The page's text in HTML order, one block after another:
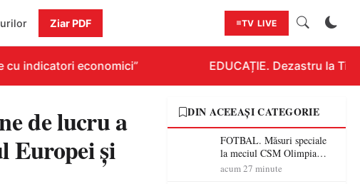
Ziar PDF TV LIVE
indicatori economici” EDUCAȚIE. Dezastru la
de lucru a
Europei și
DIN ACEEAȘI CATEGORIE
FOTBAL. Măsuri speciale
la meciul CSM Olimpia
Satu Mare – CSM Reșița!
acum 27 minute